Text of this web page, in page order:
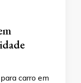
carro em